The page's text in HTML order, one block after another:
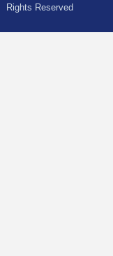
Rights Reserved